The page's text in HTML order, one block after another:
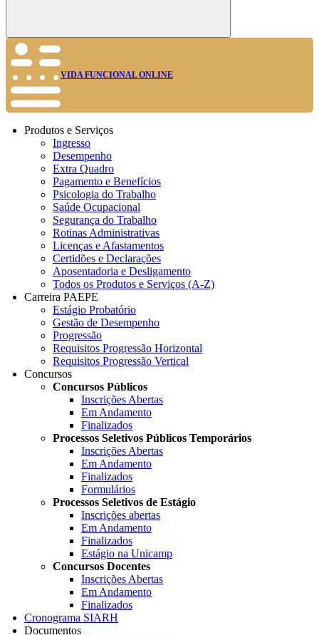
Buscar
VIDA FUNCIONAL ONLINE
Produtos e Serviços
Ingresso
Desempenho
Extra Quadro
Pagamento e Benefícios
Psicologia do Trabalho
Saúde Ocupacional
Segurança do Trabalho
Rotinas Administrativas
Licenças e Afastamentos
Certidões e Declarações
Aposentadoria e Desligamento
Todos os Produtos e Serviços (A-Z)
Carreira PAEPE
Estágio Probatório
Gestão de Desempenho
Progressão
Requisitos Progressão Horizontal
Requisitos Progressão Vertical
Concursos
Concursos Públicos
Inscrições Abertas
Em Andamento
Finalizados
Processos Seletivos Públicos Temporários
Inscrições Abertas
Em Andamento
Finalizados
Formulários
Processos Seletivos de Estágio
Inscrições abertas
Em Andamento
Finalizados
Estágio na Unicamp
Concursos Docentes
Inscrições Abertas
Em Andamento
Finalizados
Cronograma SIARH
Documentos